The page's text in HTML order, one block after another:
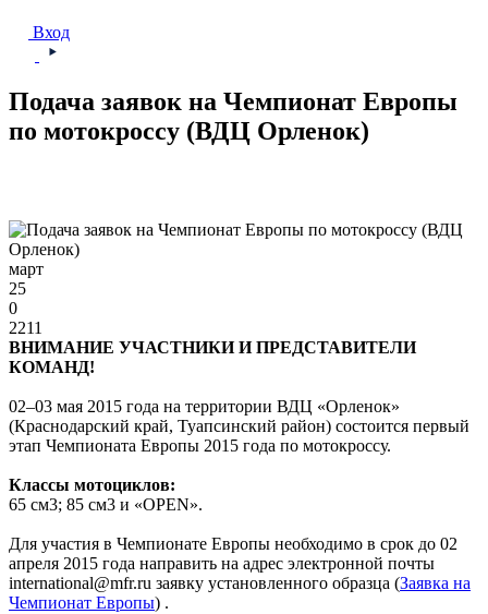
Вход
Подача заявок на Чемпионат Европы
по мотокроссу (ВДЦ Орленок)
март
25
0
2211
ВНИМАНИЕ УЧАСТНИКИ И ПРЕДСТАВИТЕЛИ
КОМАНД!
02–03 мая 2015 года на территории ВДЦ «Орленок»
(Краснодарский край, Туапсинский район) состоится первый
этап Чемпионата Европы 2015 года по мотокроссу.
Классы мотоциклов:
65 см3; 85 см3 и «OPEN».
Для участия в Чемпионате Европы необходимо в срок до 02
апреля 2015 года направить на адрес электронной почты
international@mfr.ru заявку установленного образца (Заявка на
Чемпионат Европы) .